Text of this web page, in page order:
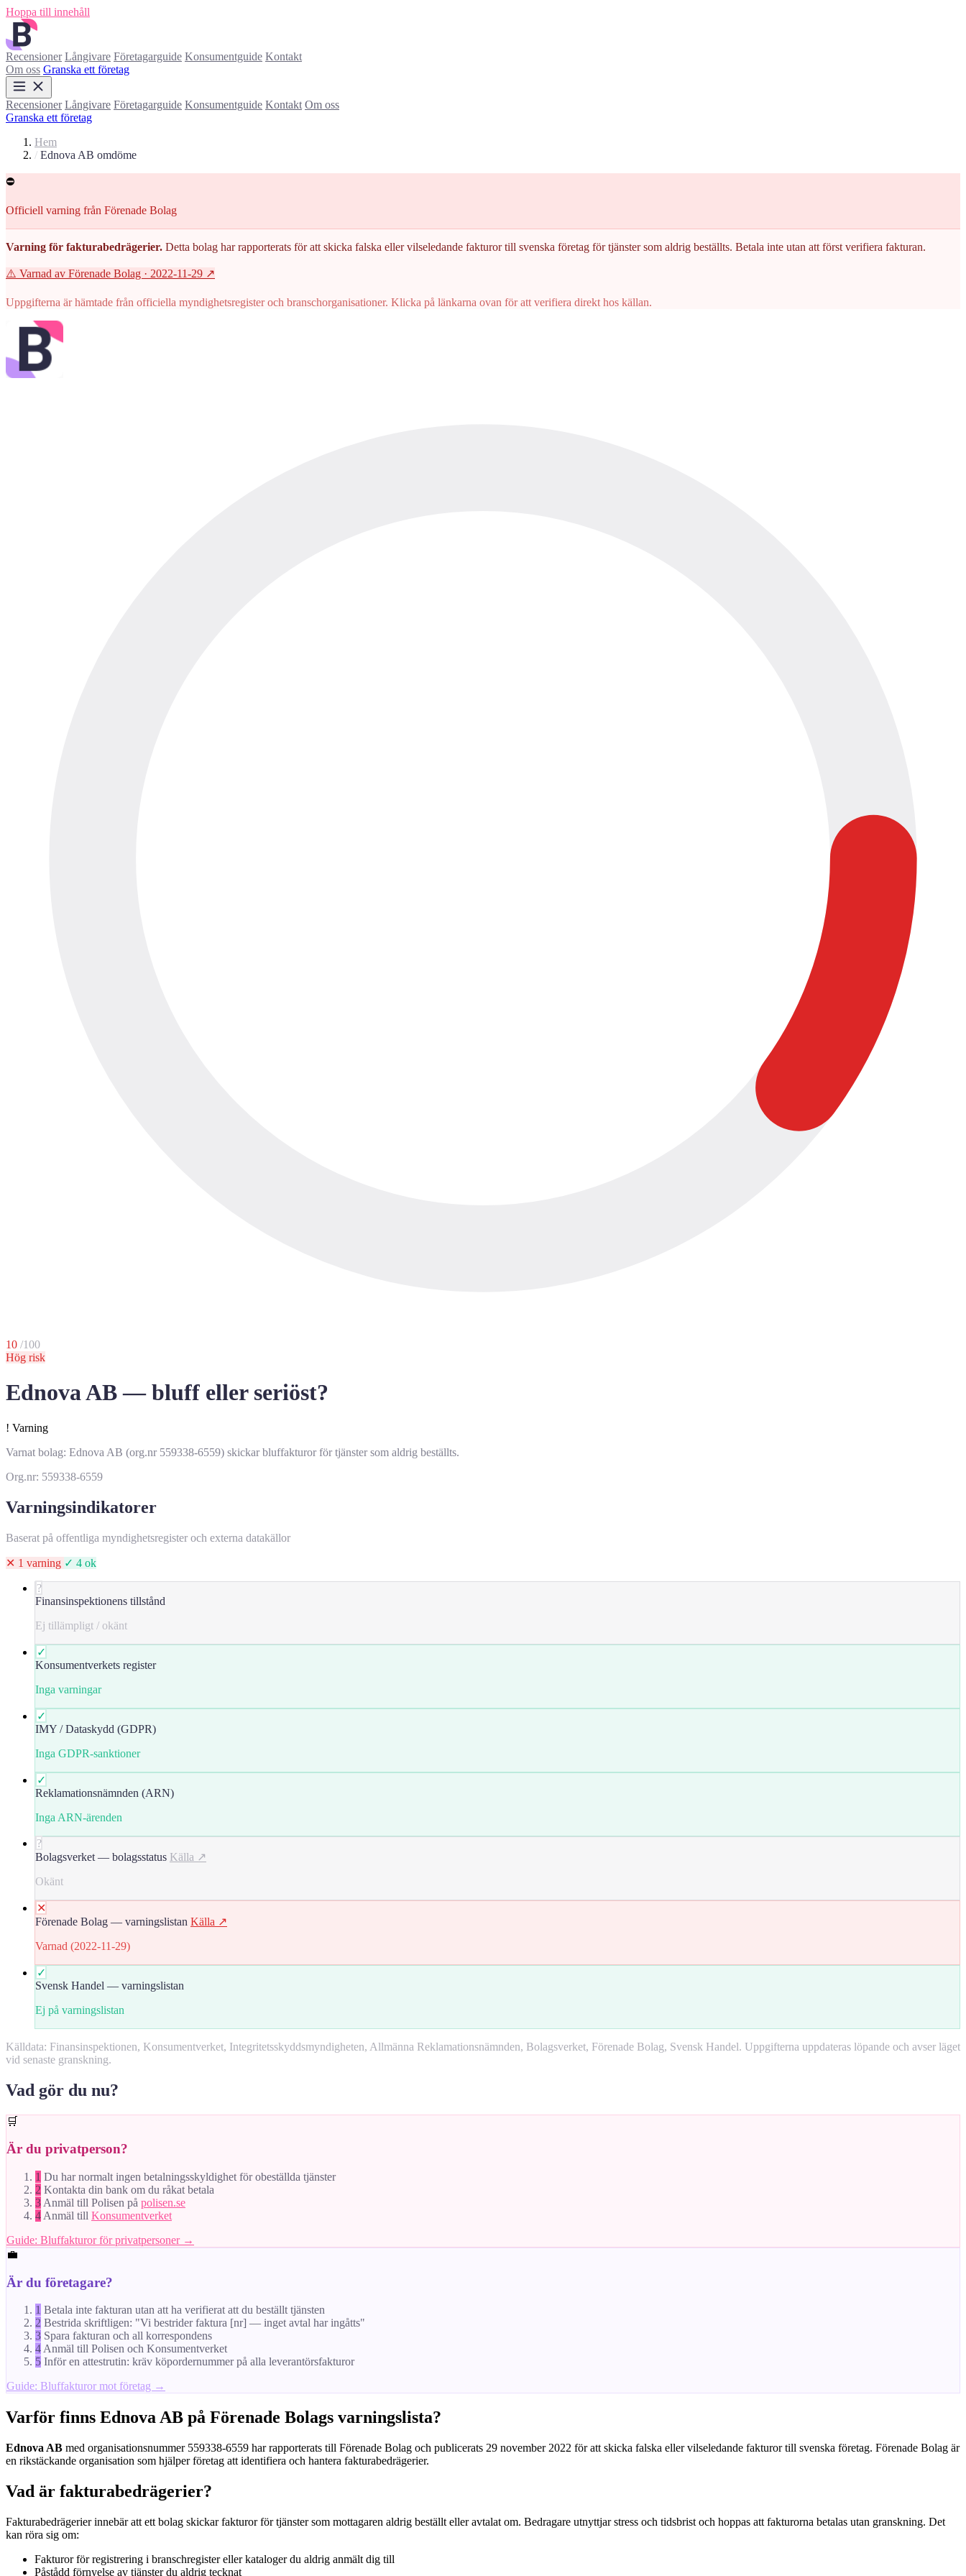
Hoppa till innehåll
Recensioner Långivare Företagarguide Konsumentguide Kontakt
Om oss Granska ett företag
Recensioner Långivare Företagarguide Konsumentguide Kontakt Om oss
Granska ett företag
Hem
/ Ednova AB omdöme
⛔
Officiell varning från Förenade Bolag
Varning för fakturabedrägerier. Detta bolag har rapporterats för att skicka falska eller vilseledande fakturor till svenska företag för tjänster som aldrig beställts. Betala inte utan att först verifiera fakturan.
⚠️ Varnad av Förenade Bolag · 2022-11-29 ↗
Uppgifterna är hämtade från officiella myndighetsregister och branschorganisationer. Klicka på länkarna ovan för att verifiera direkt hos källan.
10 /100
Hög risk
Ednova AB — bluff eller seriöst?
! Varning
Varnat bolag: Ednova AB (org.nr 559338-6559) skickar bluffakturor för tjänster som aldrig beställts.
Org.nr: 559338-6559
Varningsindikatorer
Baserat på offentliga myndighetsregister och externa datakällor
✕ 1 varning ✓ 4 ok
?
Finansinspektionens tillstånd
Ej tillämpligt / okänt
✓
Konsumentverkets register
Inga varningar
✓
IMY / Dataskydd (GDPR)
Inga GDPR-sanktioner
✓
Reklamationsnämnden (ARN)
Inga ARN-ärenden
?
Bolagsverket — bolagsstatus Källa ↗
Okänt
✕
Förenade Bolag — varningslistan Källa ↗
Varnad (2022-11-29)
✓
Svensk Handel — varningslistan
Ej på varningslistan
Källdata: Finansinspektionen, Konsumentverket, Integritetsskyddsmyndigheten, Allmänna Reklamationsnämnden, Bolagsverket, Förenade Bolag, Svensk Handel. Uppgifterna uppdateras löpande och avser läget
vid senaste granskning.
Vad gör du nu?
🛒
Är du privatperson?
1 Du har normalt ingen betalningsskyldighet för obeställda tjänster
2 Kontakta din bank om du råkat betala
3 Anmäl till Polisen på polisen.se
4 Anmäl till Konsumentverket
Guide: Bluffakturor för privatpersoner →
💼
Är du företagare?
1 Betala inte fakturan utan att ha verifierat att du beställt tjänsten
2 Bestrida skriftligen: "Vi bestrider faktura [nr] — inget avtal har ingåtts"
3 Spara fakturan och all korrespondens
4 Anmäl till Polisen och Konsumentverket
5 Inför en attestrutin: kräv köpordernummer på alla leverantörsfakturor
Guide: Bluffakturor mot företag →
Varför finns Ednova AB på Förenade Bolags varningslista?
Ednova AB med organisationsnummer 559338-6559 har rapporterats till Förenade Bolag och publicerats 29 november 2022 för att skicka falska eller vilseledande fakturor till svenska företag. Förenade Bolag är
en rikstäckande organisation som hjälper företag att identifiera och hantera fakturabedrägerier.
Vad är fakturabedrägerier?
Fakturabedrägerier innebär att ett bolag skickar fakturor för tjänster som mottagaren aldrig beställt eller avtalat om. Bedragare utnyttjar stress och tidsbrist och hoppas att fakturorna betalas utan granskning. Det
kan röra sig om:
Fakturor för registrering i branschregister eller kataloger du aldrig anmält dig till
Påstådd förnyelse av tjänster du aldrig tecknat